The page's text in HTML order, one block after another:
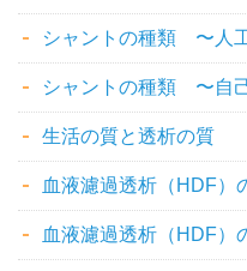
シャントの種類 〜人
シャントの種類 〜自
生活の質と透析の質
血液濾過透析（HDF）
血液濾過透析（HDF）